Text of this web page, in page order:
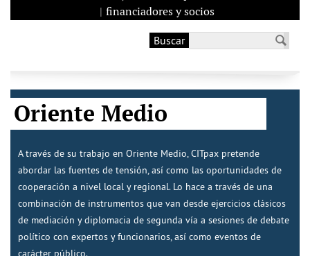
financiadores y socios
búsqueda
Buscar
Oriente Medio
A través de su trabajo en Oriente Medio, CITpax pretende
abordar las fuentes de tensión, así como las oportunidades de
cooperación a nivel local y regional. Lo hace a través de una
combinación de instrumentos que van desde ejercicios clásicos
de mediación y diplomacia de segunda vía a sesiones de debate
político con expertos y funcionarios, así como eventos de
carácter público.